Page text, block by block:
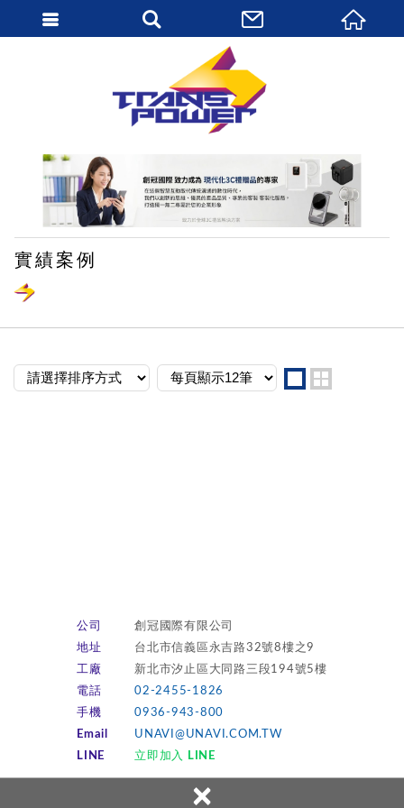
×
實績案例
公司
創冠國際有限公司
地址
台北市信義區永吉路32號8樓之9
工廠
新北市汐止區大同路三段194號5樓
電話
02-2455-1826
手機
0936-943-800
Email
UNAVI@UNAVI.COM.TW
LINE
立即加入 LINE
繁體中文